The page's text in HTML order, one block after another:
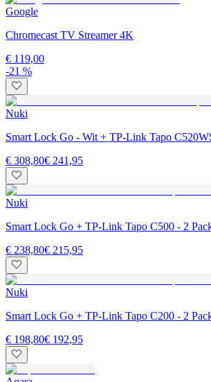
Google
Chromecast TV Streamer 4K
€ 119,00
-21 %
Nuki
Smart Lock Go - Wit + TP-Link Tapo
€ 308,80€ 241,95
Nuki
Smart Lock Go + TP-Link Tapo C500 - 2
€ 238,80€ 215,95
Nuki
Smart Lock Go + TP-Link Tapo C200 - 2
€ 198,80€ 192,95